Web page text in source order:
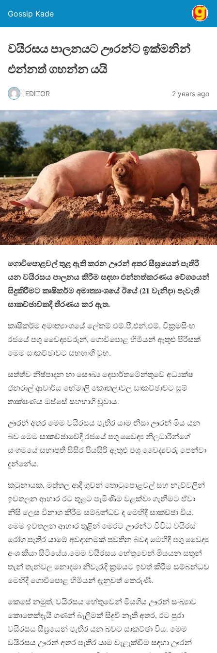
Gossip Kade
වයිරසය පාලනයට ඌරන්ට ඉක්මනින්
එන්නත් ගහන්න යයි
EDITOR 2 years ago
ගොවිපොළවල් තුළ ඇති කරන ඌරන් අතර සීඝ්‍රයෙන් පැතිරී
යන වයිරසය පාලනය කිරීම සඳහා එන්නත්කරණය වේගයෙන්
සිදුකිරීමට කෘෂිකර්ම අමාත්‍යාංශයේ ඊයේ (21 වැනිදා) පැවැති
සාකච්ඡාවකදී තීරණය කර ඇත.
කෘෂිකර්ම අමාත්‍යාංශයේ ලේකම් එම්.පී.එන්.එම්. වික්‍රමසිංහ‍
රජයේ පශු වෛද්‍යවරුන්, ගොවිපොළ හිමියන් ඇතුළු පිරිසක්
මෙම සාකච්ඡාවට සහභාගි වූහ.
සත්ත්ව නිෂ්පාදන හා සෞඛ්‍ය දෙපාර්තමේන්තුවේ අධ්‍යක්ෂ
ජනරාල් ආචාර්ය හේමාලි කොතලාවල සාකච්ඡාවට සූම්
තාක්ෂණය ඔස්සේ සහභාගි වූවාය.
ඌරන් අතර මෙම වයිරසය පැතිර යාම නිසා ඌරන් මිය යන
බව මෙම සාකච්ඡාවේදී රජයේ පශු වෛද්‍ය නිලධාරීන්ගේ
සංගමයේ සභාපති සිසිර පියසිරි ඇතුළු පශු වෛද්‍යවරු පෙන්වා
දුන්නේය.
කටුනායක, මත්තල ආදී ගුවන් තොටුපොළවල් සහ නැව්වලින්
ඉවතලන ආහාර රට තුළට පැමිණීම වළක්වා ගැනීමට ඒවා
නිසි ලෙස විනාශ කිරීම සම්බන්ධව ද මෙහිදී සාකච්ඡා විය.
මෙම ඉවතලන ආහාර තුළින් මෙරට ඌරන්ට විවිධ වයිරස්
රෝග පැතිර යාමේ අවදානමක් පවතින බවද මෙහිදී පශු වෛද්‍ය
අංශ කියා සිටියේය.මෙම වයිරසය හේතුවෙන් මියයන සතුන්
තැන් තැන්වල නොදමා නිවැරැදි ක්‍රමයට ඉවත් කිරීම සම්බන්ධව
මෙහිදී ගොවිපොළ හිමියන් දැනුවත් කෙරුණි.
කෙසේ නමුත්, වයිරසය හේතුවෙන් මියගිය ඌරන් සංඛ්‍යාව
කොතෙක්දැයි ගණන් බැලීමක් සිදුවී නැති අතර, රට පුරා
වයිරසය සීඝ්‍රයෙන් පැතිර යන බවට සාකච්ඡා විය. මෙම
වයිරසය ඌරන් අතර පැතිර යාම වැළැක්වීම සඳහා ඌරන්